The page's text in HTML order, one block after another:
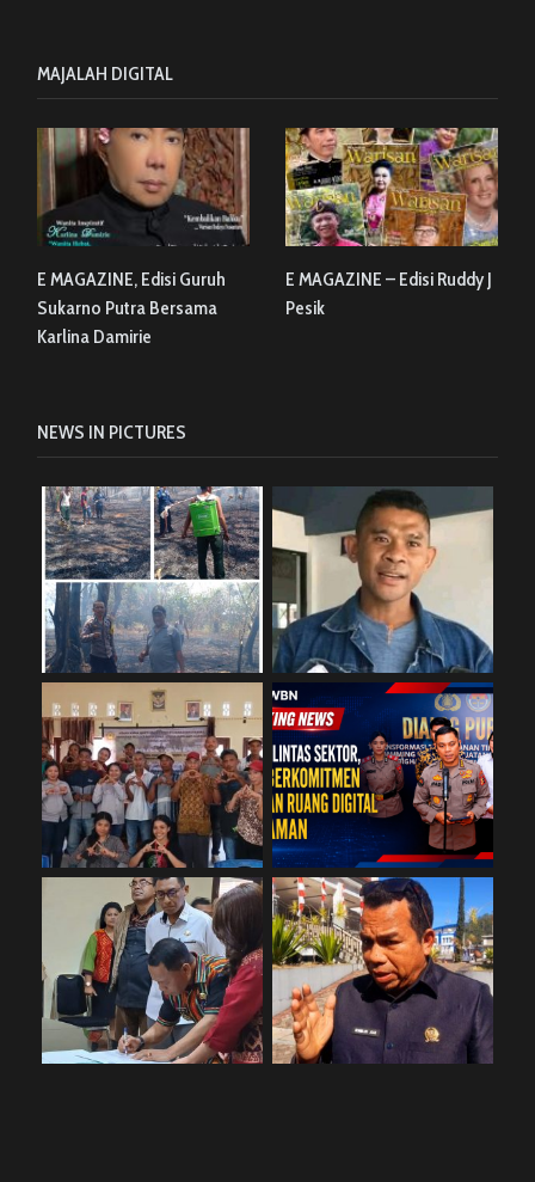
MAJALAH DIGITAL
E MAGAZINE, Edisi Guruh
Sukarno Putra Bersama
Karlina Damirie
E MAGAZINE – Edisi Ruddy J
Pesik
NEWS IN PICTURES